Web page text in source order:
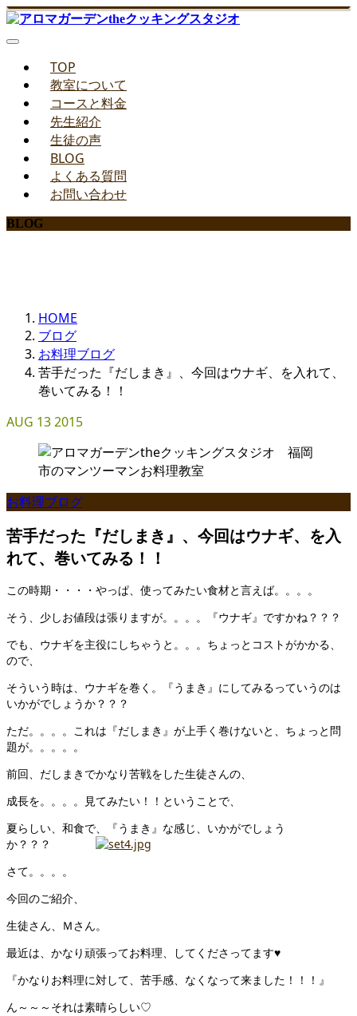
TOP
教室について
コースと料金
先生紹介
生徒の声
BLOG
よくある質問
お問い合わせ
BLOG
HOME
ブログ
お料理ブログ
苦手だった『だしまき』、今回はウナギ、を入れて、
巻いてみる！！
AUG 132015
お料理ブログ
苦手だった『だしまき』、今回はウナギ、を入
れて、巻いてみる！！
この時期・・・・やっぱ、使ってみたい食材と言えば。。。。
そう、少しお値段は張りますが。。。。『ウナギ』ですかね？？？
でも、ウナギを主役にしちゃうと。。。ちょっとコストがかかる、
ので、
そういう時は、ウナギを巻く。『うまき』にしてみるっていうのは
いかがでしょうか？？？
ただ。。。。これは『だしまき』が上手く巻けないと、ちょっと問
題が。。。。。
前回、だしまきでかなり苦戦をした生徒さんの、
成長を。。。。見てみたい！！ということで、
夏らしい、和食で、『うまき』な感じ、いかがでしょう
か？？？
さて。。。。
今回のご紹介、
生徒さん、Ｍさん。
最近は、かなり頑張ってお料理、してくださってます♥
『かなりお料理に対して、苦手感、なくなって来ました！！！』
ん～～～それは素晴らしい♡